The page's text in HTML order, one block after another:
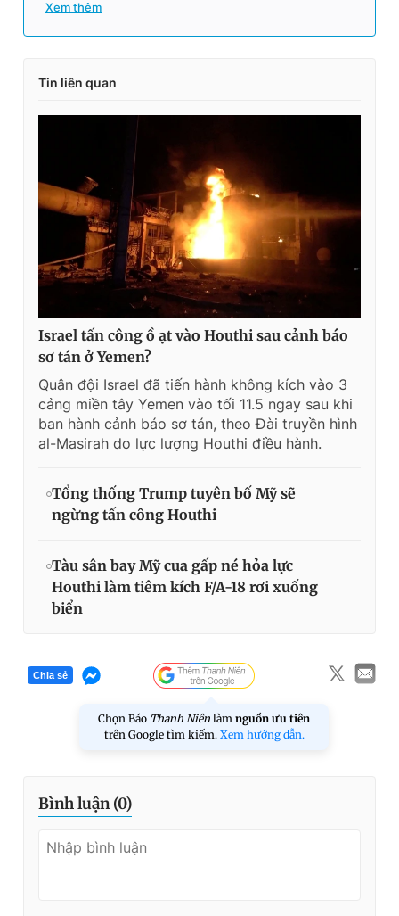
Xem thêm
Tin liên quan
Israel tấn công ồ ạt vào Houthi sau cảnh báo
sơ tán ở Yemen?
Quân đội Israel đã tiến hành không kích vào 3
cảng miền tây Yemen vào tối 11.5 ngay sau khi
ban hành cảnh báo sơ tán, theo Đài truyền hình
al-Masirah do lực lượng Houthi điều hành.
Tổng thống Trump tuyên bố Mỹ sẽ
ngừng tấn công Houthi
Tàu sân bay Mỹ cua gấp né hỏa lực
Houthi làm tiêm kích F/A-18 rơi xuống
biển
Chia sẻ
Chọn Báo Thanh Niên làm nguồn ưu tiên
trên Google tìm kiếm. Xem hướng dẫn.
Bình luận (0)